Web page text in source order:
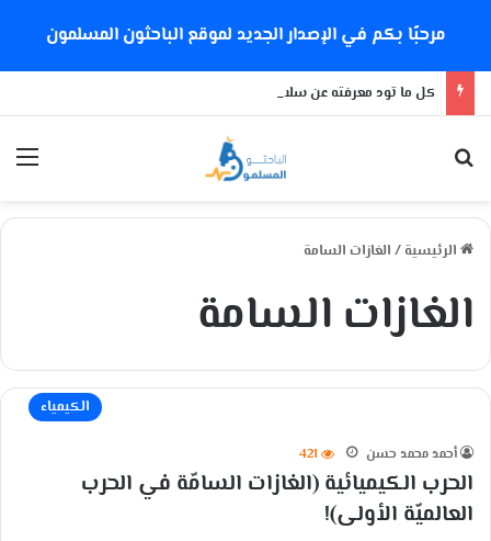
مرحبًا بكم في الإصدار الجديد لموقع الباحثون المسلمون
كل ما تود معرفته عن سلالة كورونا الجديدة
الرئيسية / الغازات السامة
الغازات السامة
الكيمياء
أحمد محمد حسن 421
الحرب الكيميائية (الغازات السامّة في الحرب
العالميّة الأولى)!